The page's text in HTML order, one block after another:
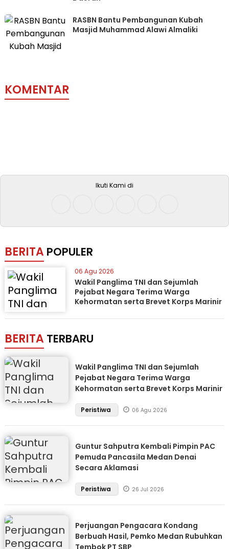
RASBN Bantu Pembangunan Kubah
Masjid Muhammad Alawi Almaliki
KOMENTAR
Ikuti Kami di
BERITA POPULER
06 Agu 2026
Wakil Panglima TNI dan Sejumlah
Pejabat Negara Terima Warga
Kehormatan serta Brevet Korps Marinir
BERITA TERBARU
Wakil Panglima TNI dan Sejumlah
Pejabat Negara Terima Warga
Kehormatan serta Brevet Korps Marinir
Peristiwa 06 Agu 2026
Guntur Sahputra Kembali Pimpin PAC
Pemuda Pancasila Medan Denai
Secara Aklamasi
Peristiwa 26 Jul 2026
Perjuangan Pengacara Kondang
Berbuah Hasil, Pemko Medan Rubuhkan
Tembok PT SBP